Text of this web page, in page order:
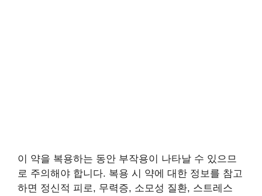
이 약을 복용하는 동안 부작용이 나타날 수 있으므
로 주의해야 합니다. 복용 시 약에 대한 정보를 참고
하면 정신적 피로, 무력증, 소모성 질환, 스트레스